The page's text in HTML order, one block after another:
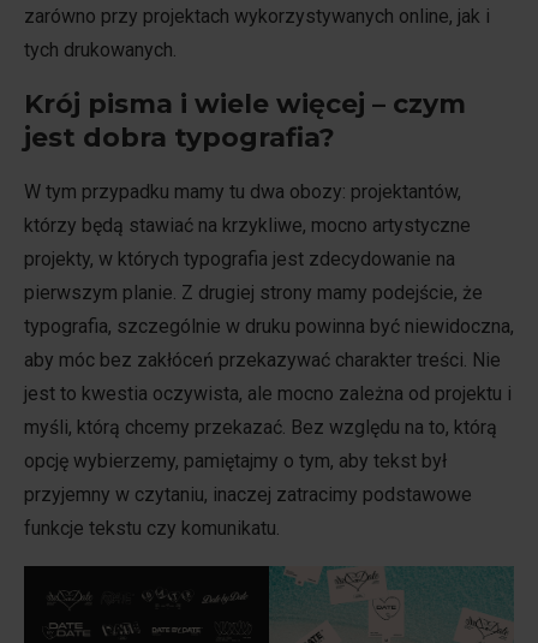
zarówno przy projektach wykorzystywanych online, jak i
tych drukowanych.
Krój pisma i wiele więcej – czym
jest dobra typografia?
W tym przypadku mamy tu dwa obozy: projektantów,
którzy będą stawiać na krzykliwe, mocno artystyczne
projekty, w których typografia jest zdecydowanie na
pierwszym planie. Z drugiej strony mamy podejście, że
typografia, szczególnie w druku powinna być niewidoczna,
aby móc bez zakłóceń przekazywać charakter treści. Nie
jest to kwestia oczywista, ale mocno zależna od projektu i
myśli, którą chcemy przekazać. Bez względu na to, którą
opcję wybierzemy, pamiętajmy o tym, aby tekst był
przyjemny w czytaniu, inaczej zatracimy podstawowe
funkcje tekstu czy komunikatu.